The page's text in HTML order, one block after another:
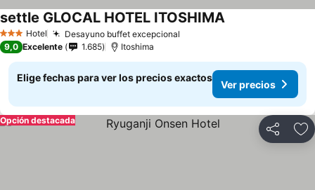
3 Estrellas
Hotel Desayuno buffet excepcional
settle GLOCAL HOTEL ITOSHIMAVer precios
9,0 Excelente 1.685 Itoshima
Elige fechas para ver los precios exactos
Ver precios
Compartir
Opción destacada